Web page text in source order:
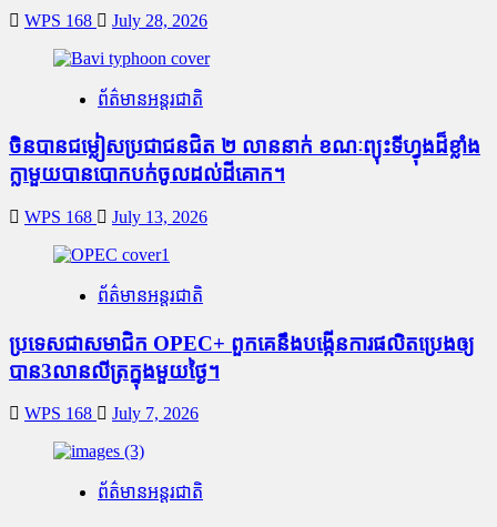
WPS 168 July 28, 2026
ព័ត៌មានអន្តរជាតិ
ចិនបានជម្លៀសប្រជាជនជិត ២ លាននាក់ ខណៈព្យុះទីហ្វុងដ៏ខ្លាំង
ក្លាមួយបានបោកបក់ចូលដល់ដីគោក។
WPS 168 July 13, 2026
ព័ត៌មានអន្តរជាតិ
ប្រទេសជាសមាជិក OPEC+​ ពួកគេនឹងបង្កើនការផលិតប្រេងឲ្យ
បាន3លានលីត្រក្នុងមួយថ្ងៃ។
WPS 168 July 7, 2026
ព័ត៌មានអន្តរជាតិ